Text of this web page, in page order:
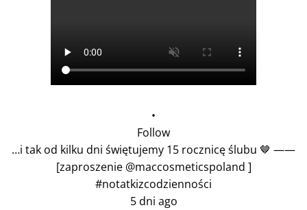
•
Follow
…i tak od kilku dni świętujemy 15 rocznicę ślubu 🤎 ——
[zaproszenie @maccosmeticspoland ]
#notatkizcodzienności
5 dni ago